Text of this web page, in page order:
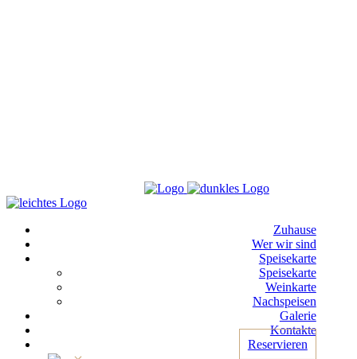
Zuhause
Wer wir sind
Speisekarte
Speisekarte
Weinkarte
Nachspeisen
Galerie
Kontakte
Reservieren